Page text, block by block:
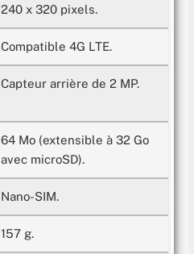
240 x 320 pixels.
Compatible 4G LTE.
Capteur arrière de 2 MP.
64 Mo (extensible à 32 Go
avec microSD).
Nano-SIM.
157 g.